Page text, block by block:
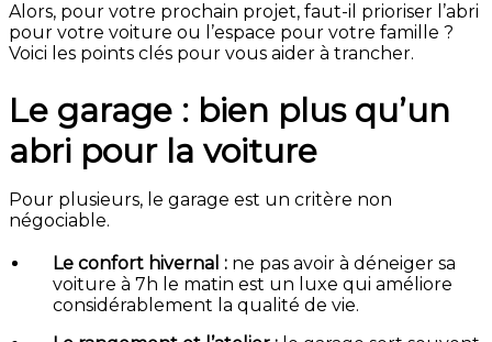
Alors, pour votre prochain projet, faut-il prioriser l’abri
pour votre voiture ou l’espace pour votre famille ?
Voici les points clés pour vous aider à trancher.
Le garage : bien plus qu’un
abri pour la voiture
Pour plusieurs, le garage est un critère non
négociable.
Le confort hivernal : ne pas avoir à déneiger sa
voiture à 7h le matin est un luxe qui améliore
considérablement la qualité de vie.